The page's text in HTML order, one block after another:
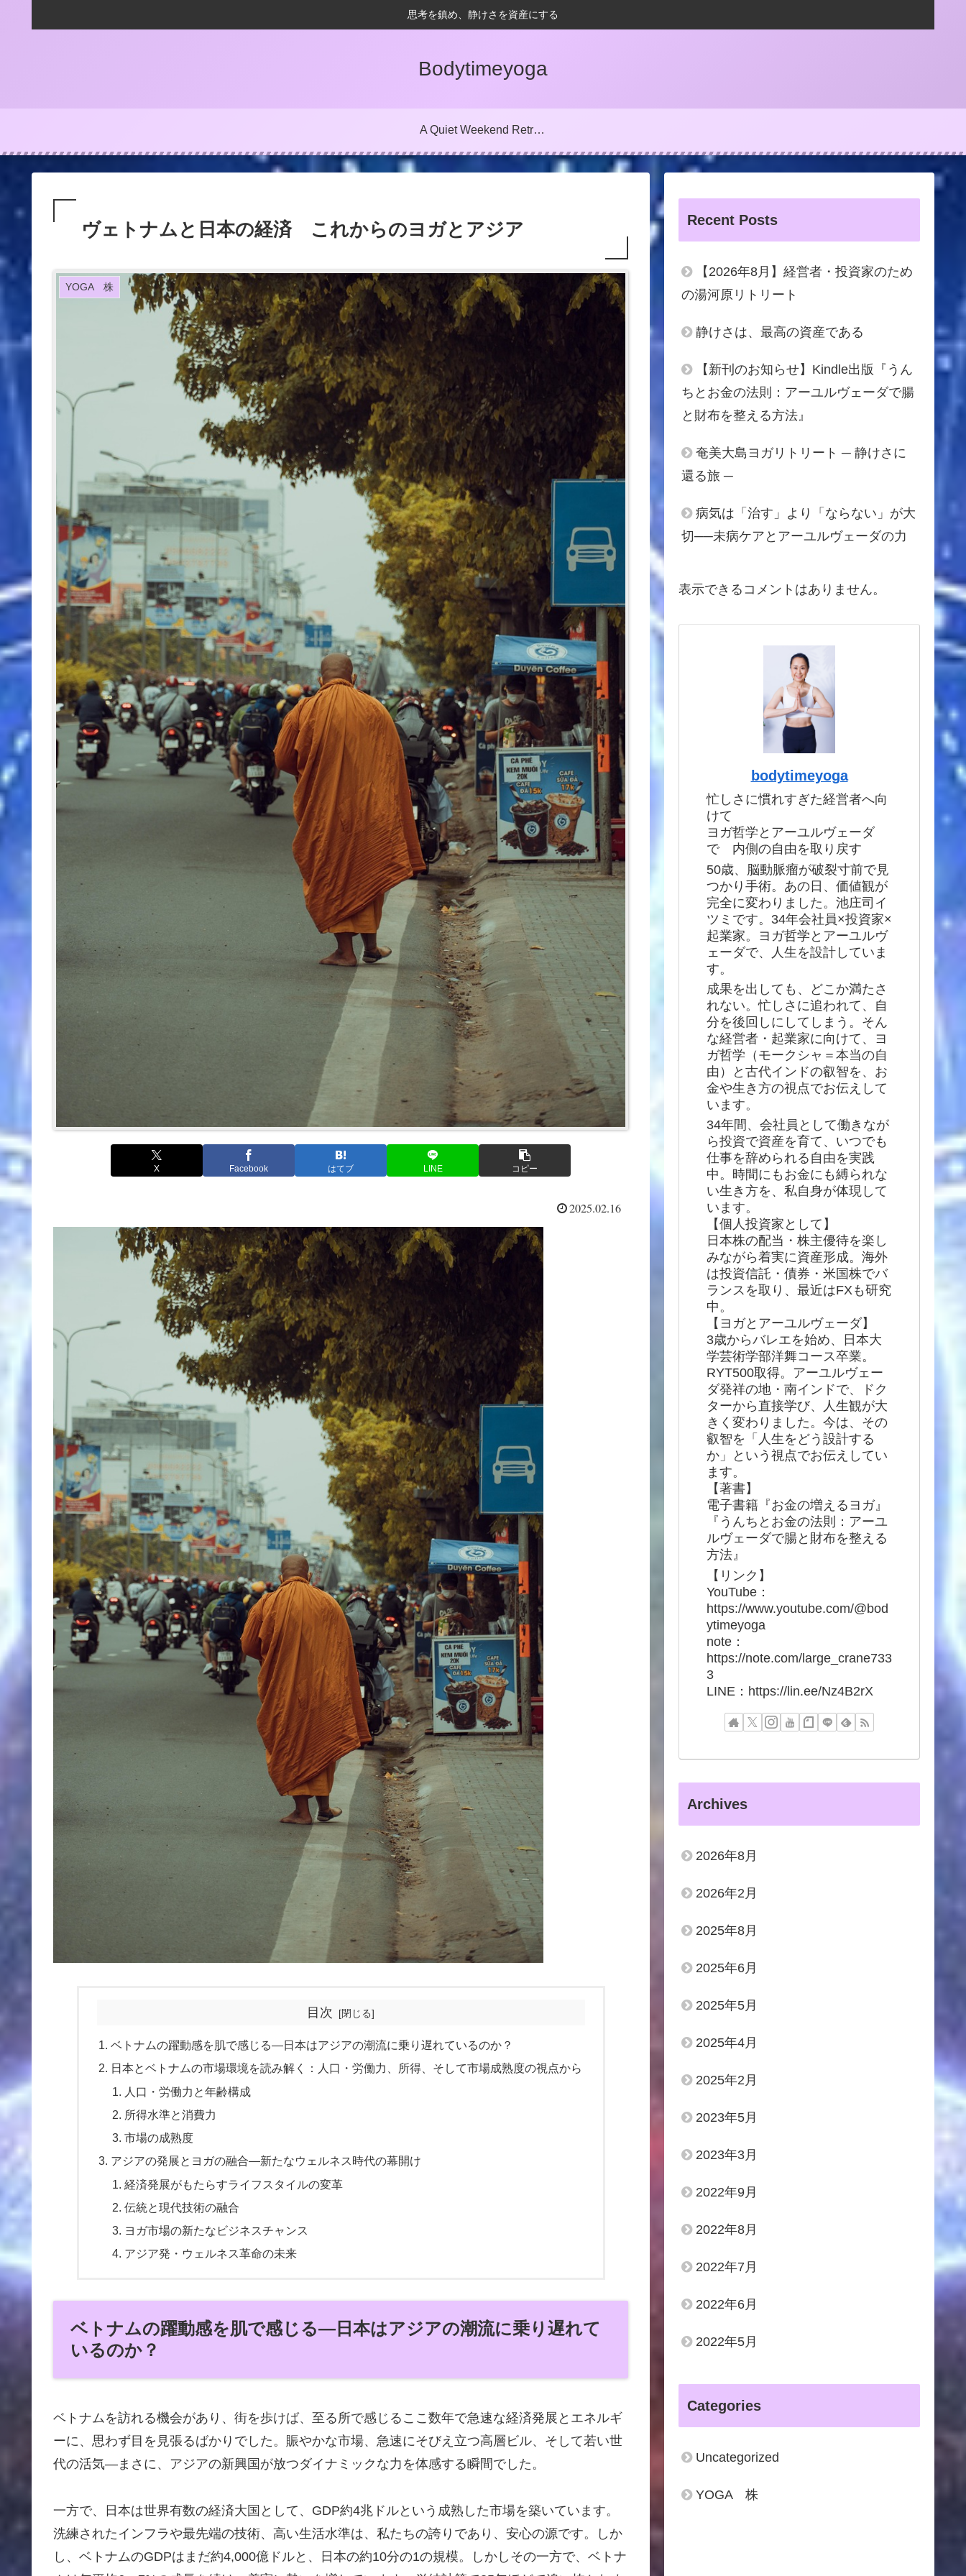
思考を鎮め、静けさを資産にする
Bodytimeyoga
A Quiet Weekend Retreat in Yugawara, Japan
ヴェトナムと日本の経済 これからのヨガとアジア
YOGA 株
X Facebook はてブ LINE コピー
2025.02.16
目次
ベトナムの躍動感を肌で感じる―日本はアジアの潮流に乗り遅れているのか？
日本とベトナムの市場環境を読み解く：人口・労働力、所得、そして市場成熟度の視点から
人口・労働力と年齢構成
所得水準と消費力
市場の成熟度
アジアの発展とヨガの融合―新たなウェルネス時代の幕開け
経済発展がもたらすライフスタイルの変革
伝統と現代技術の融合
ヨガ市場の新たなビジネスチャンス
アジア発・ウェルネス革命の未来
ベトナムの躍動感を肌で感じる―日本はアジアの潮流に乗り遅れて
いるのか？
ベトナムを訪れる機会があり、街を歩けば、至る所で感じるここ数年で急速な経済発展とエネルギ
ーに、思わず目を見張るばかりでした。賑やかな市場、急速にそびえ立つ高層ビル、そして若い世
代の活気―まさに、アジアの新興国が放つダイナミックな力を体感する瞬間でした。
一方で、日本は世界有数の経済大国として、GDP約4兆ドルという成熟した市場を築いています。
洗練されたインフラや最先端の技術、高い生活水準は、私たちの誇りであり、安心の源です。しか
し、ベトナムのGDPはまだ約4,000億ドルと、日本の約10分の1の規模。しかしその一方で、ベトナ
Recent Posts
【2026年8月】経営者・投資家のため
の湯河原リトリート
静けさは、最高の資産である
【新刊のお知らせ】Kindle出版『うん
ちとお金の法則：アーユルヴェーダで腸
と財布を整える方法』
奄美大島ヨガリトリート ─ 静けさに
還る旅 ─
病気は「治す」より「ならない」が大
切──未病ケアとアーユルヴェーダの力
表示できるコメントはありません。
bodytimeyoga
忙しさに慣れすぎた経営者へ向
けて
ヨガ哲学とアーユルヴェーダ
で 内側の自由を取り戻す
50歳、脳動脈瘤が破裂寸前で見
つかり手術。あの日、価値観が
完全に変わりました。池庄司イ
ツミです。34年会社員×投資家×
起業家。ヨガ哲学とアーユルヴ
ェーダで、人生を設計していま
す。
成果を出しても、どこか満たさ
れない。忙しさに追われて、自
分を後回しにしてしまう。そん
な経営者・起業家に向けて、ヨ
ガ哲学（モークシャ＝本当の自
由）と古代インドの叡智を、お
金や生き方の視点でお伝えして
います。
34年間、会社員として働きなが
ら投資で資産を育て、いつでも
仕事を辞められる自由を実践
中。時間にもお金にも縛られな
い生き方を、私自身が体現して
います。
【個人投資家として】
日本株の配当・株主優待を楽し
みながら着実に資産形成。海外
は投資信託・債券・米国株でバ
ランスを取り、最近はFXも研究
中。
【ヨガとアーユルヴェーダ】
3歳からバレエを始め、日本大
学芸術学部洋舞コース卒業。
RYT500取得。アーユルヴェー
ダ発祥の地・南インドで、ドク
ターから直接学び、人生観が大
きく変わりました。今は、その
叡智を「人生をどう設計する
か」という視点でお伝えしてい
ます。
【著書】
電子書籍『お金の増えるヨガ』
『うんちとお金の法則：アーユ
ルヴェーダで腸と財布を整える
方法』
【リンク】
YouTube：
https://www.youtube.com/@bod
ytimeyoga
note：
https://note.com/large_crane733
3
LINE：https://lin.ee/Nz4B2rX
Archives
2026年8月
2026年2月
2025年8月
2025年6月
2025年5月
2025年4月
2025年2月
2023年5月
2023年3月
2022年9月
2022年8月
2022年7月
2022年6月
2022年5月
Categories
Uncategorized
YOGA 株